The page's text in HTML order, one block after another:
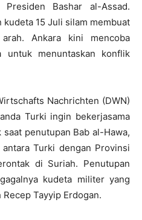
Bashar al-Assad.
kudeta 15 Juli silam membuat
Ankara kini mencoba
untuk menuntaskan konflik
Nachrichten (DWN)
Turki ingin bekerjasama
penutupan Bab al-Hawa,
Turki dengan Provinsi
di Suriah. Penutupan
kudeta militer yang
Tayyip Erdogan.